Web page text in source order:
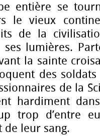
entière se
le vieux
de la
lumières.
la sainte
des
de la
hardiment
trop d’entre
de leur sang.